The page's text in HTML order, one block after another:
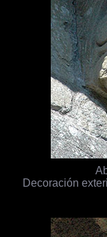
Decoración